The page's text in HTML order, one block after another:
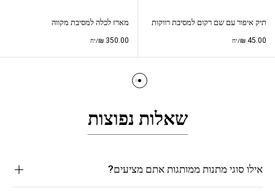
תיק איפור עם שם רקום למסיבת רווקות
₪ 45.00 /יח
מארז לכלה למסיבת מקווה
₪350.00 /יח
שאלות נפוצות
אילו סוגי מתנות ממותגות אתם מציעים?